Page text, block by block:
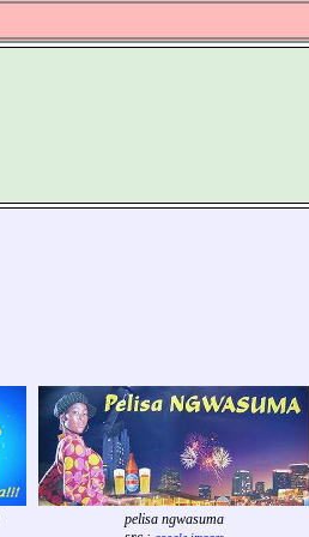
pelisa ngwasuma